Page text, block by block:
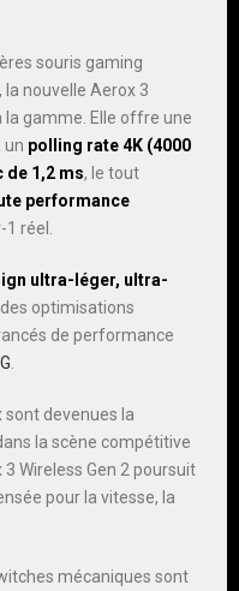
souris gaming
nouvelle Aerox 3
la gamme. Elle offre une
un polling rate 4K (4000
de 1,2 ms, le tout
performance
réel.
ultra-léger, ultra-
optimisations
de performance
sont devenues la
la scène compétitive
Wireless Gen 2 poursuit
pour la vitesse, la
mécaniques sont